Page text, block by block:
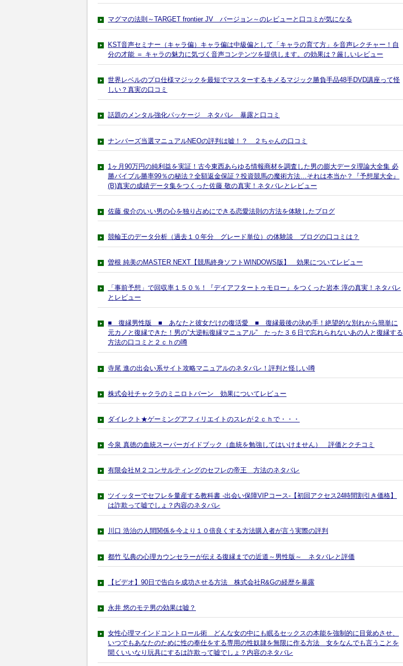
マグマの法則～TARGET frontier JV バージョン～のレビューと口コミが気になる
KST音声セミナー（キャラ偏）キャラ偏は中級偏として「キャラの育て方」を音声レクチャー！自
分の才能 ＝ キャラの魅力に気づく音声コンテンツを提供します。の効果は？厳しいレビュー
世界レベルのプロ仕様マジックを最短でマスターするキメるマジック勝負手品48手DVD講座って怪
しい？真実の口コミ
話題のメンタル強化パッケージ ネタバレ 暴露と口コミ
ナンバーズ当選マニュアルNEOの評判は嘘！？ ２ちゃんの口コミ
1ヶ月90万円の純利益を実証！古今東西あらゆる情報商材を調査した男の膨大データ理論大全集 必
勝バイブル勝率99％の秘法？全額返金保証？投資競馬の魔術方法…それは本当か？『予想屋大全』
(B)真実の成績データ集をつくった佐藤 敬の真実！ネタバレとレビュー
佐藤 俊介のいい男の心を独り占めにできる恋愛法則の方法を体験したブログ
競輪王のデータ分析（過去１０年分 グレード単位）の体験談 ブログの口コミは？
曽根 純美のMASTER NEXT【競馬終身ソフトWINDOWS版】 効果についてレビュー
「事前予想」で回収率１５０％！『デイアフタートゥモロー』をつくった岩本 淳の真実！ネタバレ
とレビュー
■ 復縁男性版 ■ あなたと彼女だけの復活愛 ■ 復縁最後の決め手！絶望的な別れから簡単に
元カノと復縁できた！男の”大逆転復縁マニュアル” たった３６日で忘れられないあの人と復縁する
方法の口コミと２ｃｈの噂
寺尾 進の出会い系サイト攻略マニュアルのネタバレ！評判と怪しい噂
株式会社チャクラのミニロトバーン 効果についてレビュー
ダイレクト★ゲーミングアフィリエイトのスレが２ｃｈで・・・
今泉 真徳の血統スーパーガイドブック（血統を勉強してはいけません） 評価とクチコミ
有限会社Ｍ２コンサルティングのセフレの帝王 方法のネタバレ
ツイッターでセフレを量産する教科書 -出会い保障VIPコース-【初回アクセス24時間割引き価格】
は詐欺って嘘でしょ？内容のネタバレ
川口 浩治の人間関係を今より１０倍良くする方法購入者が言う実際の評判
都竹 弘典の心理カウンセラーが伝える復縁までの近道～男性版～ ネタバレと評価
【ビデオ】90日で告白を成功させる方法 株式会社R&Gの経歴を暴露
永井 悠のモテ男の効果は嘘？
女性心理マインドコントロール術 どんな女の中にも眠るセックスの本能を強制的に目覚めさせ、
いつでもあなたのために性の奉仕をする専用の性奴隷を無限に作る方法 女をなんでも言うことを
聞くいいなり玩具にするは詐欺って嘘でしょ？内容のネタバレ